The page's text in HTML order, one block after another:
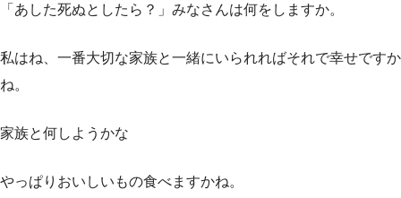
「あした死ぬとしたら？」みなさんは何をしますか。
私はね、一番大切な家族と一緒にいられればそれで幸せですか
ね。
家族と何しようかな
やっぱりおいしいもの食べますかね。